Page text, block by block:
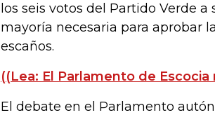
los seis votos del Partido Verde
mayoría necesaria para aprobar
escaños.
((Lea: El Parlamento de
El debate en el Parlamento